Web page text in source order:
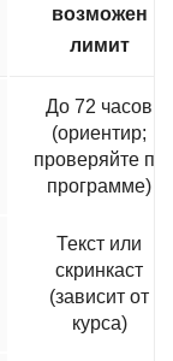
возможен
лимит
До 72 часов
(ориентир;
проверяйте по
программе)
Текст или
скринкаст
(зависит от
курса)